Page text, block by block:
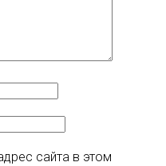
сайта в этом